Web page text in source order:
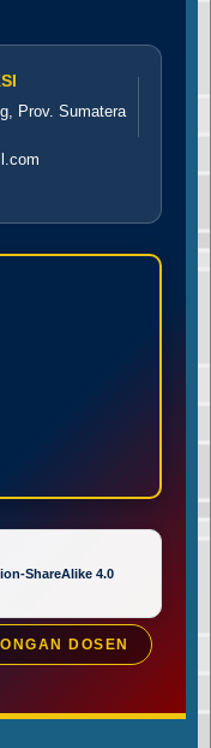
Prov. Sumatera
ShareAlike 4.0
DOSEN